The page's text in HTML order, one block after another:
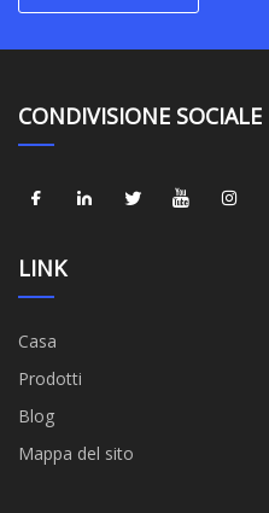
CONDIVISIONE SOCIALE
LINK
Casa
Prodotti
Blog
Mappa del sito